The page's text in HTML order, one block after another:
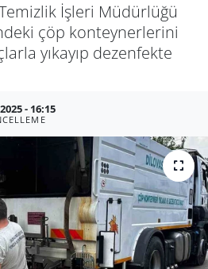
İşleri Müdürlüğü
çöp konteynerlerini
yıkayıp dezenfekte
- 16:15